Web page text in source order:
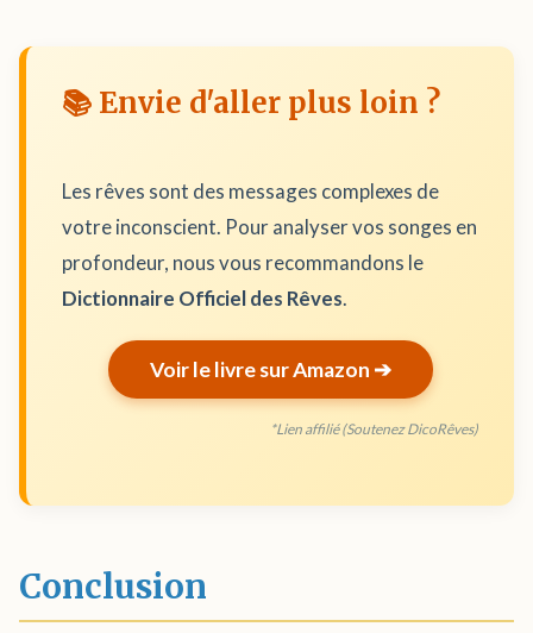
📚 Envie d'aller plus loin ?
Les rêves sont des messages complexes de
votre inconscient. Pour analyser vos songes en
profondeur, nous vous recommandons le
Dictionnaire Officiel des Rêves.
Voir le livre sur Amazon ➔
*Lien affilié (Soutenez DicoRêves)
Conclusion